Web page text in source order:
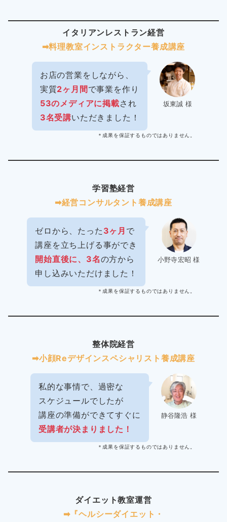
イタリアンレストラン経営
➡︎料理教室インストラクター養成講座
坂東誠 様
お店の営業をしながら、
実質2ヶ月間で事業を作り
53のメディアに掲載され
3名受講いただきました！
＊成果を保証するものではありません。
学習塾経営
➡︎経営コンサルタント養成講座
小野寺宏昭 様
ゼロから、たった 3ヶ月 で
講座を立ち上げる事ができ
開始直後に、3名の方から
申し込みいただけました！
＊成果を保証するものではありません。
整体院経営
➡︎小顔Reデザインスペシャリスト養成講座
静谷隆浩 様
私的な事情で、過密な
スケジュールでしたが
講座の準備ができてすぐに
受講者が決まりました！
＊成果を保証するものではありません。
ダイエット教室運営
➡︎『ヘルシーダイエット・